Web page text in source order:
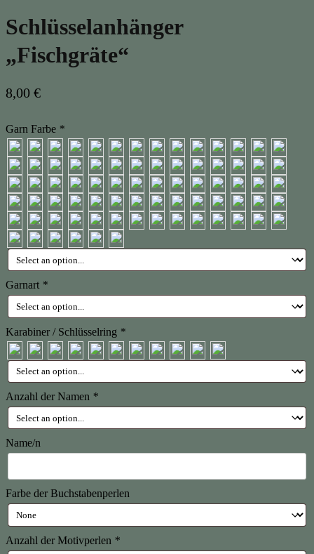
Schlüsselanhänger
„Fischgräte“
8,00 €
Garn Farbe *
Garnart *
Karabiner / Schlüsselring *
Anzahl der Namen *
Name/n
Farbe der Buchstabenperlen
Anzahl der Motivperlen *